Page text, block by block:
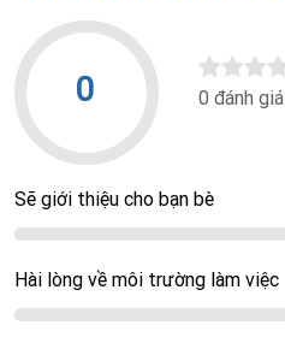
0 0 đánh giá
Sẽ giới thiệu cho bạn bè
Hài lòng về môi trường làm việc